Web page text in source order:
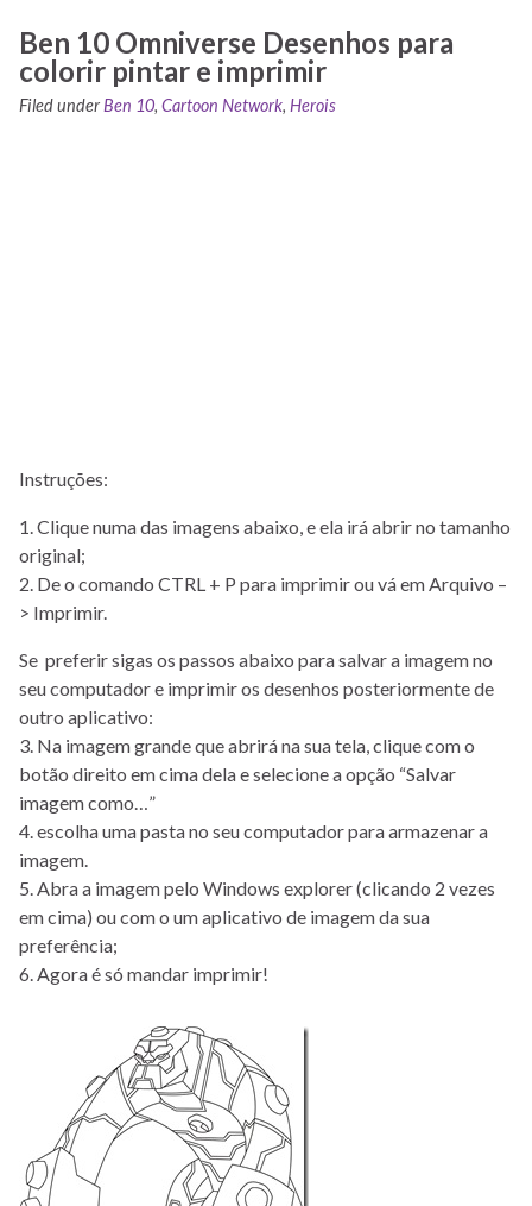
Ben 10 Omniverse Desenhos para
colorir pintar e imprimir
Filed underBen 10, Cartoon Network, Herois
Instruções:
1. Clique numa das imagens abaixo, e ela irá abrir no tamanho
original;
2. De o comando CTRL + P para imprimir ou vá em Arquivo –
> Imprimir.
Se preferir sigas os passos abaixo para salvar a imagem no
seu computador e imprimir os desenhos posteriormente de
outro aplicativo:
3. Na imagem grande que abrirá na sua tela, clique com o
botão direito em cima dela e selecione a opção “Salvar
imagem como…”
4. escolha uma pasta no seu computador para armazenar a
imagem.
5. Abra a imagem pelo Windows explorer (clicando 2 vezes
em cima) ou com o um aplicativo de imagem da sua
preferência;
6. Agora é só mandar imprimir!